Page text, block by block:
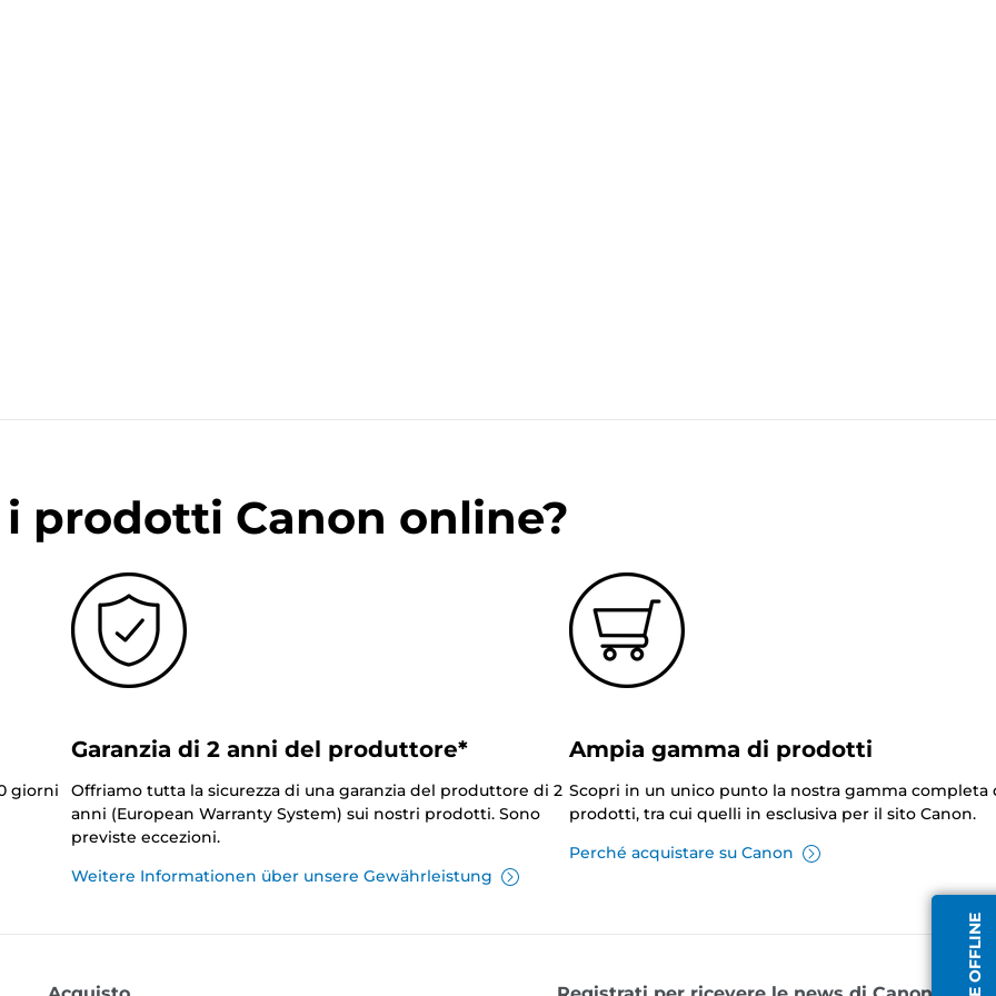
prodotti Canon online?
giorni
Garanzia di 2 anni del produttore*
Offriamo tutta la sicurezza di una garanzia del produttore di 2
anni (European Warranty System) sui nostri prodotti. Sono
previste eccezioni.
Weitere Informationen über unsere Gewährleistung
Ampia gamma di prodotti
Scopri in un unico punto la nostra gamma completa
prodotti, tra cui quelli in esclusiva per il sito Canon.
Perché acquistare su Canon